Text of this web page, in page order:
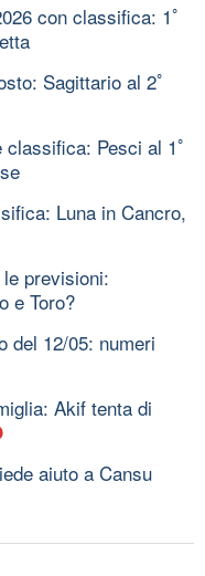
con classifica: 1ﾟ
Sagittario al 2ﾟ
Pesci al 1ﾟ
Luna in Cancro,
previsioni:
e Toro?
del 12/05: numeri
Akif tenta di
aiuto a Cansu